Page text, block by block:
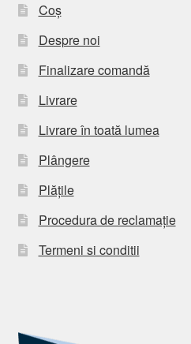
Coș
Despre noi
Finalizare comandă
Livrare
Livrare în toată lumea
Plângere
Plățile
Procedura de reclamație
Termeni si conditii